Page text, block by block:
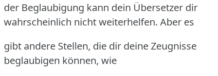
der Beglaubigung kann dein Übersetzer dir
wahrscheinlich nicht weiterhelfen. Aber es
gibt andere Stellen, die dir deine Zeugnisse
beglaubigen können, wie